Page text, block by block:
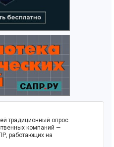
традиционный опрос
компаний —
работающих на